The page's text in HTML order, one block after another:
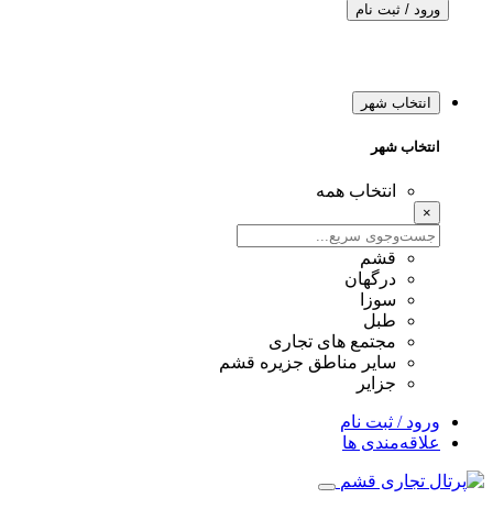
ورود / ثبت نام
انتخاب شهر
انتخاب شهر
انتخاب همه
×
قشم
درگهان
سوزا
طبل
مجتمع های تجاری
سایر مناطق جزیره قشم
جزایر
ورود / ثبت نام
علاقه‌مندی ها